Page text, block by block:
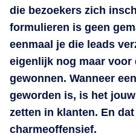
die bezoekers zich
formulieren is geen
eenmaal je die leads
eigenlijk nog maar voor
gewonnen. Wanneer
geworden is, is het
zetten in klanten. En
charmeoffensief.